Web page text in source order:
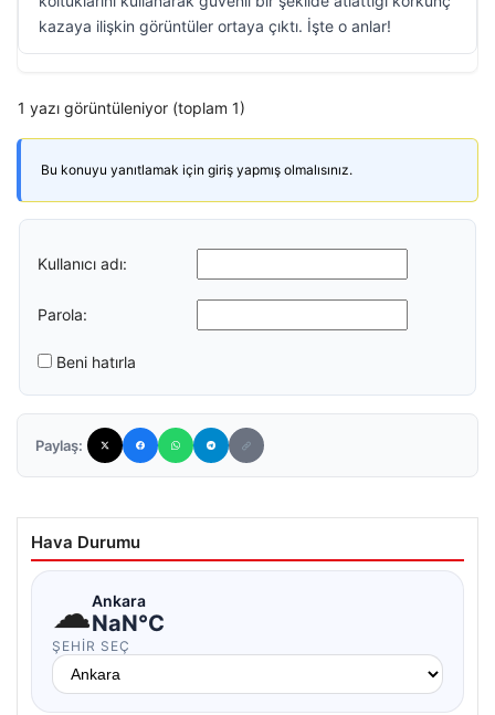
kazaya ilişkin görüntüler ortaya çıktı. İşte o anlar!
1 yazı görüntüleniyor (toplam 1)
Bu konuyu yanıtlamak için giriş yapmış olmalısınız.
Kullanıcı adı:
Parola:
Beni hatırla
Paylaş:
Hava Durumu
☁Ankara
NaN°C
ŞEHIR SEÇ